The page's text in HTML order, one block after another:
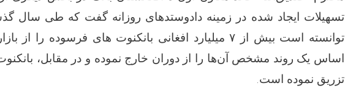
تسهیلات ایجاد شده در زمینه دادوستدهای روزانه گفت که طی سال
توانسته است بیش از ۷میلیارد افغانی بانکنوت ‌های فرسوده را از
اساس یک روند مشخص آن‌ها را از دوران خارج نموده و در مقابل، بانکنوت
تزریق نموده است.